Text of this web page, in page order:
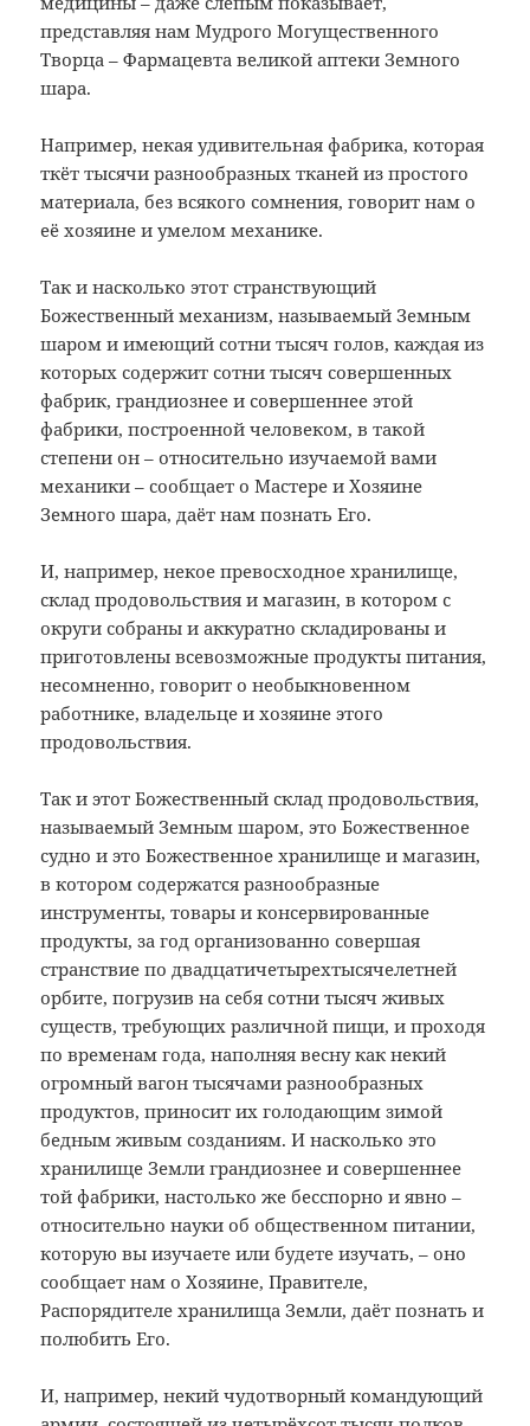
представляя нам Мудрого Могущественного
Творца – Фармацевта великой аптеки Земного
шара.
Например, некая удивительная фабрика, которая
ткёт тысячи разнообразных тканей из простого
материала, без всякого сомнения, говорит нам о
её хозяине и умелом механике.
Так и насколько этот странствующий
Божественный механизм, называемый Земным
шаром и имеющий сотни тысяч голов, каждая из
которых содержит сотни тысяч совершенных
фабрик, грандиознее и совершеннее этой
фабрики, построенной человеком, в такой
степени он – относительно изучаемой вами
механики – сообщает о Мастере и Хозяине
Земного шара, даёт нам познать Его.
И, например, некое превосходное хранилище,
склад продовольствия и магазин, в котором с
округи собраны и аккуратно складированы и
приготовлены всевозможные продукты питания,
несомненно, говорит о необыкновенном
работнике, владельце и хозяине этого
продовольствия.
Так и этот Божественный склад продовольствия,
называемый Земным шаром, это Божественное
судно и это Божественное хранилище и магазин,
в котором содержатся разнообразные
инструменты, товары и консервированные
продукты, за год организованно совершая
странствие по двадцатичетырехтысячелетней
орбите, погрузив на себя сотни тысяч живых
существ, требующих различной пищи, и проходя
по временам года, наполняя весну как некий
огромный вагон тысячами разнообразных
продуктов, приносит их голодающим зимой
бедным живым созданиям. И насколько это
хранилище Земли грандиознее и совершеннее
той фабрики, настолько же бесспорно и явно –
относительно науки об общественном питании,
которую вы изучаете или будете изучать, – оно
сообщает нам о Хозяине, Правителе,
Распорядителе хранилища Земли, даёт познать и
полюбить Его.
И, например, некий чудотворный командующий